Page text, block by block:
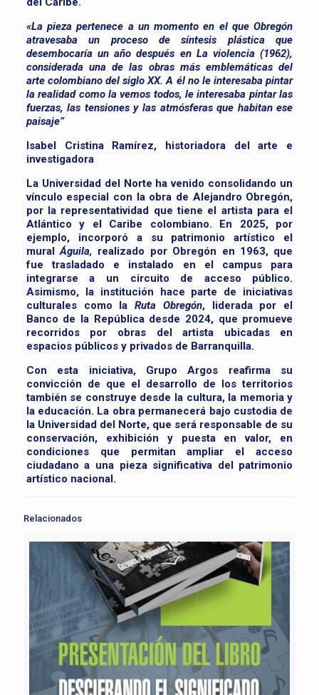
«La pieza pertenece a un momento en el que Obregón
atravesaba un proceso de síntesis plástica que
desembocaría un año después en La violencia (1962),
considerada una de las obras más emblemáticas del
arte colombiano del siglo XX. A él no le interesaba pintar
la realidad como la vemos todos, le interesaba pintar las
fuerzas, las tensiones y las atmósferas que habitan ese
paisaje”
Isabel Cristina Ramírez, historiadora del arte e
investigadora
La Universidad del Norte ha venido consolidando un
vínculo especial con la obra de Alejandro Obregón,
por la representatividad que tiene el artista para el
Atlántico y el Caribe colombiano. En 2025, por
ejemplo, incorporó a su patrimonio artístico el
muralÁguila, realizado por Obregón en 1963, que
fue trasladado e instalado en el campus para
integrarse a un circuito de acceso público.
Asimismo, la institución hace parte de iniciativas
culturales como laRuta Obregón, liderada por el
Banco de la República desde 2024, que promueve
recorridos por obras del artista ubicadas en
espacios públicos y privados de Barranquilla.
Con esta iniciativa, Grupo Argos reafirma su
convicción de que el desarrollo de los territorios
también se construye desde la cultura, la memoria y
la educación. La obra permanecerá bajo custodia de
la Universidad del Norte, que será responsable de su
conservación, exhibición y puesta en valor, en
condiciones que permitan ampliar el acceso
ciudadano a una pieza significativa del patrimonio
artístico nacional.
Relacionados